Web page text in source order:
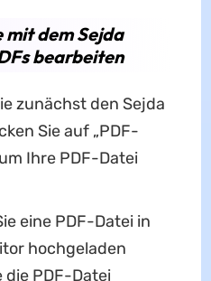
mit dem Sejda
bearbeiten
zunächst den Sejda
Sie auf „PDF-
Ihre PDF-Datei
eine PDF-Datei in
hochgeladen
die PDF-Datei